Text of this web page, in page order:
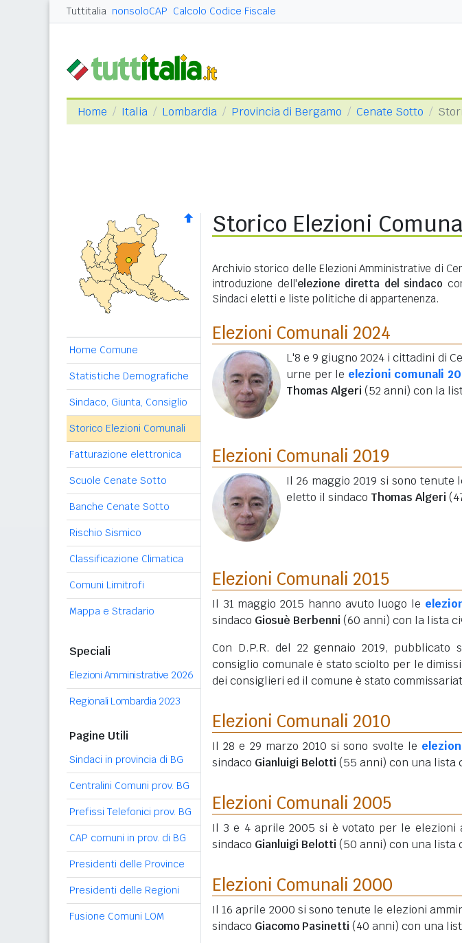
Tuttitalia nonsoloCAP Calcolo Codice Fiscale
Home Italia Lombardia Provincia di Bergamo Cenate Sotto
Home Comune
Statistiche Demografiche
Sindaco, Giunta, Consiglio
Storico Elezioni Comunali
Fatturazione elettronica
Scuole Cenate Sotto
Banche Cenate Sotto
Rischio Sismico
Classificazione Climatica
Comuni Limitrofi
Mappa e Stradario
Speciali
Elezioni Amministrative 2026
Regionali Lombardia 2023
Pagine Utili
Sindaci in provincia di BG
Centralini Comuni prov. BG
Prefissi Telefonici prov. BG
CAP comuni in prov. di BG
Presidenti delle Province
Presidenti delle Regioni
Fusione Comuni LOM
Storico Elezioni
Archivio storico delle Elezioni Amministrative di
introduzione dell'elezione diretta del sindaco
Sindaci eletti e liste politiche di appartenenza.
Elezioni Comunali 2024
L'8 e 9 giugno 2024 i cittadini di
urne per le elezioni comunali
Thomas Algeri (52 anni) con la
Elezioni Comunali 2019
Il 26 maggio 2019 si sono tenute
eletto il sindaco Thomas Algeri
Elezioni Comunali 2015
Il 31 maggio 2015 hanno avuto luogo le
sindaco Giosuè Berbenni (60 anni) con la lista
Con D.P.R. del 22 gennaio 2019, pubblicato
consiglio comunale è stato sciolto per le
dei consiglieri ed il comune è stato
Elezioni Comunali 2010
Il 28 e 29 marzo 2010 si sono svolte le
sindaco Gianluigi Belotti (55 anni) con una lista
Elezioni Comunali 2005
Il 3 e 4 aprile 2005 si è votato per le elezioni
sindaco Gianluigi Belotti (50 anni) con una lista
Elezioni Comunali 2000
Il 16 aprile 2000 si sono tenute le elezioni
sindaco Giacomo Pasinetti (40 anni) con una